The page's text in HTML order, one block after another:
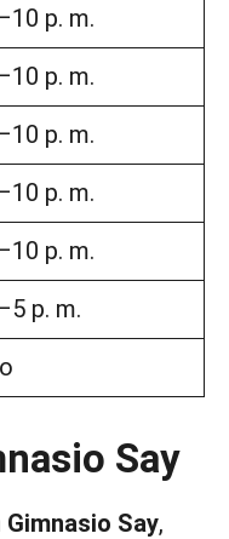
p. m.
p. m.
p. m.
p. m.
p. m.
p. m.
Say
Gimnasio Say,